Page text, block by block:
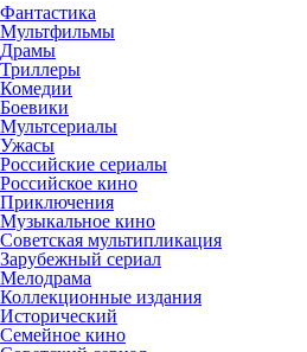
Фантастика
Мультфильмы
Драмы
Триллеры
Комедии
Боевики
Мультсериалы
Ужасы
Российские сериалы
Российское кино
Приключения
Музыкальное кино
Советская мультипликация
Зарубежный сериал
Мелодрама
Коллекционные издания
Исторический
Семейное кино